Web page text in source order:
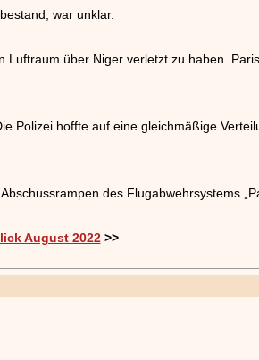
war unklar.
über Niger verletzt zu haben.
Polizei hoffte auf eine gleichmäßige
des Flugabwehrsystems
August 2022>>